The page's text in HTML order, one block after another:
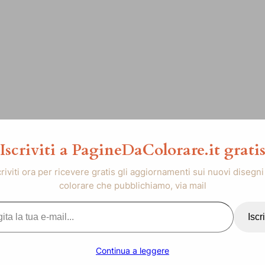
Iscriviti a PagineDaColorare.it gratis
ora per ricevere gratis gli aggiornamenti sui nuovi disegni
colorare che pubblichiamo, via mail
Continua a leggere